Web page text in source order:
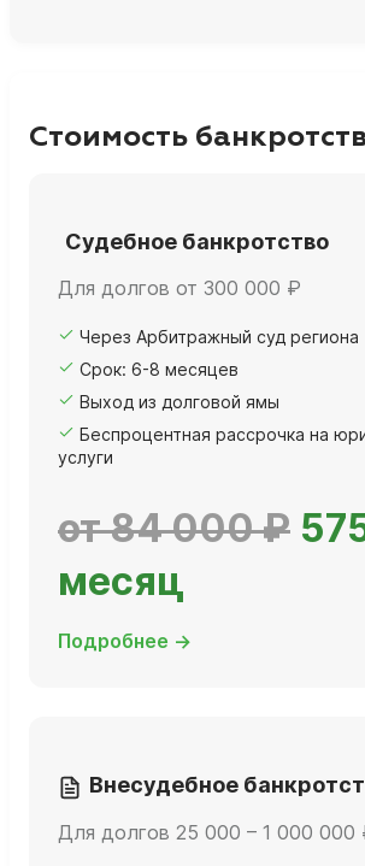
Стоимость
Судебное банкротство
Для долгов от 300 000 ₽
Через Арбитражный суд региона
Срок: 6-8 месяцев
Выход из долговой ямы
Беспроцентная рассрочка на
услуги
от 84 000 ₽
месяц
Подробнее →
Внесудебное
Для долгов 25 000 – 1 000 000